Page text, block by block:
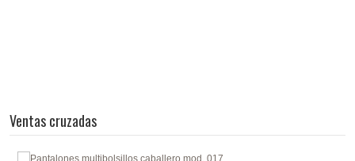
Ventas cruzadas